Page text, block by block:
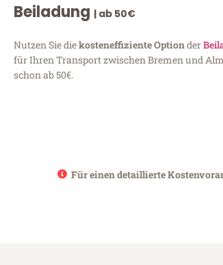
Beiladung | ab 50€
Nutzen Sie diekosteneffiziente Optionder
für Ihren Transport zwischen Bremen und
schon ab 50€.
Für einen detaillierte